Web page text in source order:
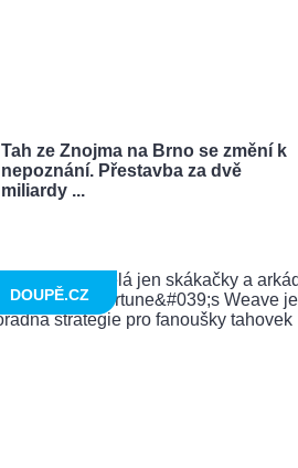
Tah ze Znojma na Brno se změní k
nepoznání. Přestavba za dvě
miliardy ...
DOUPĚ.CZ